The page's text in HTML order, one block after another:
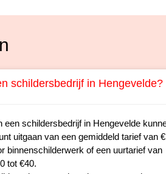
schildersbedrijf in Hengevelde?
een schildersbedrijf in Hengevelde
uitgaan van een gemiddeld tarief van
binnenschilderwerk of een uurtarief van
tot €40.